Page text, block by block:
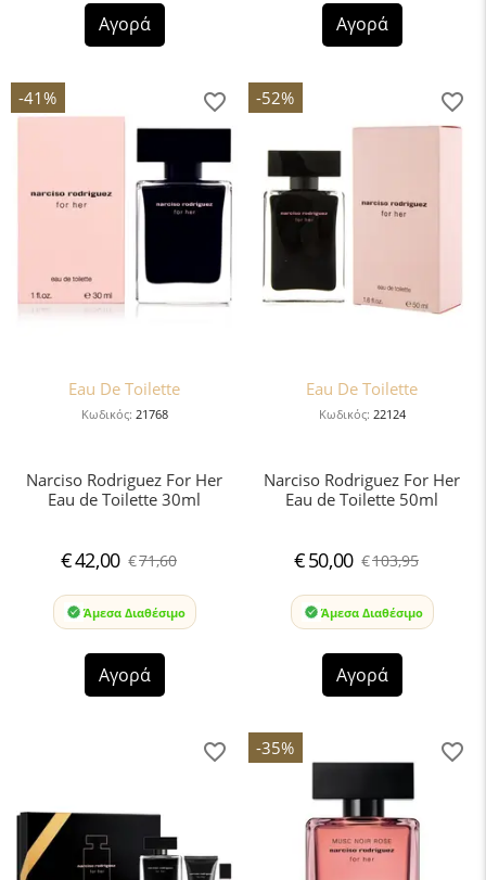
Αγορά Αγορά
-41%
Eau De Toilette
Κωδικός: 21768
Narciso Rodriguez For Her
Eau de Toilette 30ml
€71,60
€42,00
Άμεσα Διαθέσιμο
Αγορά
-52%
Eau De Toilette
Κωδικός: 22124
Narciso Rodriguez For Her
Eau de Toilette 50ml
€103,95
€50,00
Άμεσα Διαθέσιμο
Αγορά
-35%